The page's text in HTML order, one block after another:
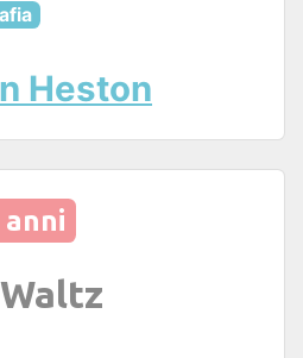
Heston
anni